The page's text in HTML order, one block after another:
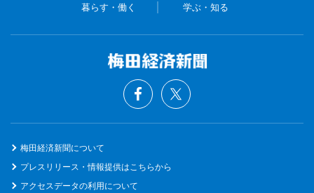
暮らす・働く 学ぶ・知る
梅田経済新聞について
プレスリリース・情報提供はこちらから
アクセスデータの利用について